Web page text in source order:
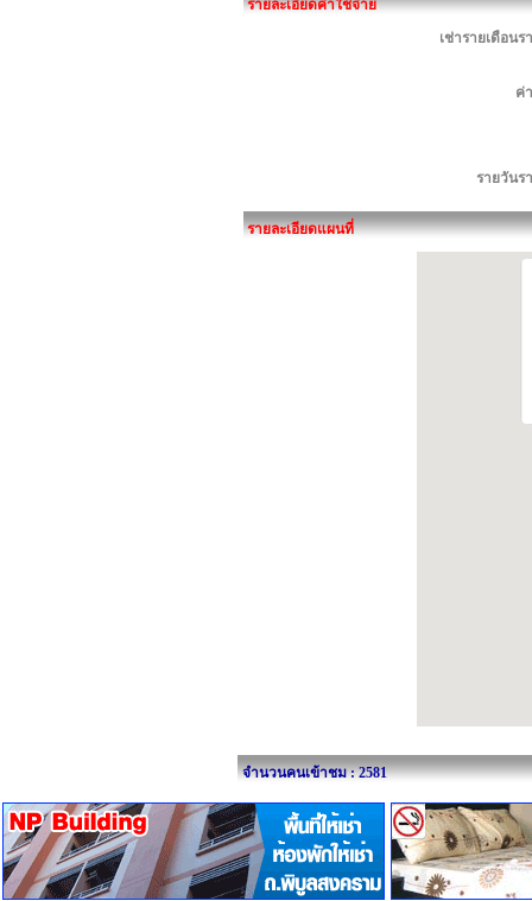
รายละเอียดค่าใช้จ่าย
เช่ารายเดือน
ค่
รายวันร
รายละเอียดแผนที่
จำนวนคนเข้าชม : 2581